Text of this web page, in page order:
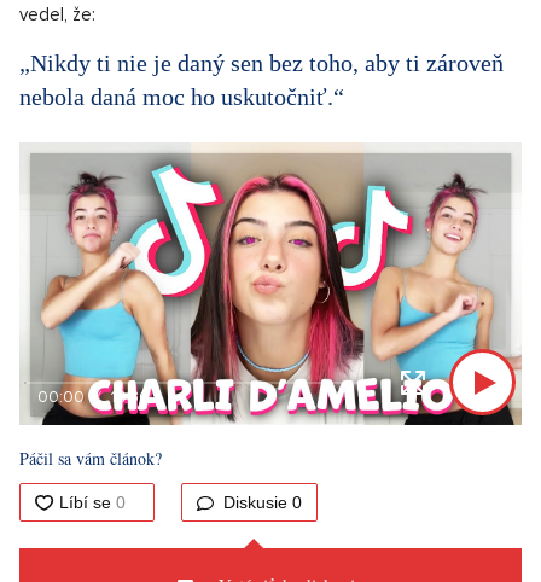
vedel, že:
„Nikdy ti nie je daný sen bez toho, aby ti zároveň
nebola daná moc ho uskutočniť.“
00:00 10:30
Páčil sa vám článok?
Diskusie 0